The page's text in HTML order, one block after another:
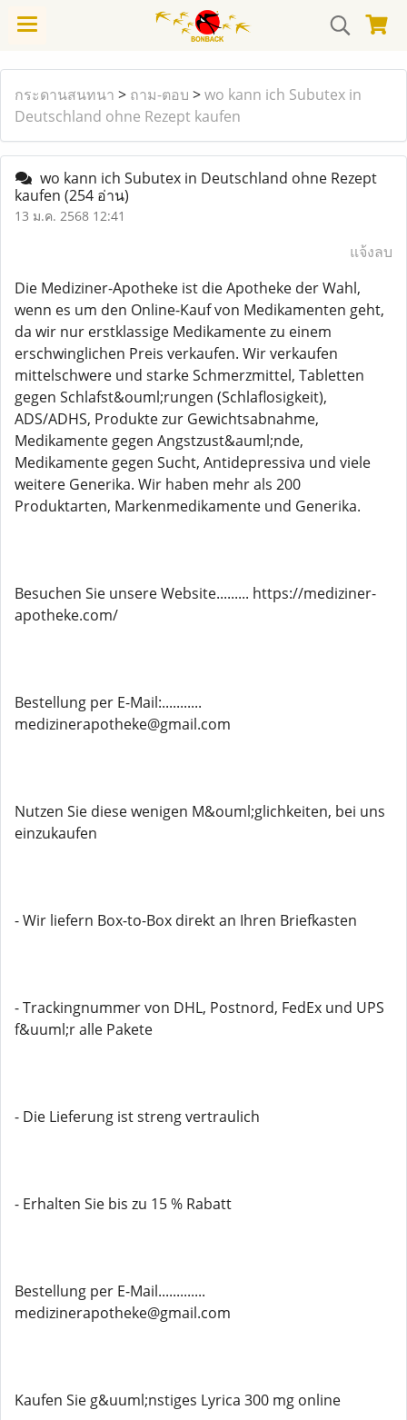
กระดานสนทนา > ถาม-ตอบ >wo kann ich Subutex in
Deutschland ohne Rezept kaufen
wo kann ich Subutex in Deutschland ohne Rezept
kaufen (254 อ่าน)
13 ม.ค. 2568 12:41
แจ้งลบ
Die Mediziner-Apotheke ist die Apotheke der Wahl,
wenn es um den Online-Kauf von Medikamenten geht,
da wir nur erstklassige Medikamente zu einem
erschwinglichen Preis verkaufen. Wir verkaufen
mittelschwere und starke Schmerzmittel, Tabletten
gegen Schlafst&ouml;rungen (Schlaflosigkeit),
ADS/ADHS, Produkte zur Gewichtsabnahme,
Medikamente gegen Angstzust&auml;nde,
Medikamente gegen Sucht, Antidepressiva und viele
weitere Generika. Wir haben mehr als 200
Produktarten, Markenmedikamente und Generika.
Besuchen Sie unsere Website......... https://mediziner-
apotheke.com/
Bestellung per E-Mail:...........
medizinerapotheke@gmail.com
Nutzen Sie diese wenigen M&ouml;glichkeiten, bei uns
einzukaufen
- Wir liefern Box-to-Box direkt an Ihren Briefkasten
- Trackingnummer von DHL, Postnord, FedEx und UPS
f&uuml;r alle Pakete
- Die Lieferung ist streng vertraulich
- Erhalten Sie bis zu 15 % Rabatt
Bestellung per E-Mail.............
medizinerapotheke@gmail.com
Kaufen Sie g&uuml;nstiges Lyrica 300 mg online